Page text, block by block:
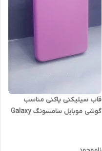
قاب سیلیکنی پاکنی مناسب
گوشی موبایل سامسونگ Galaxy